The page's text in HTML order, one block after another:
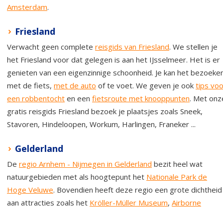
Amsterdam.
Friesland
Verwacht geen complete reisgids van Friesland. We stellen je
het Friesland voor dat gelegen is aan het IJsselmeer. Het is er
genieten van een eigenzinnige schoonheid. Je kan het
met de fiets, met de auto of te voet. We geven je ook tips
een robbentocht en een fietsroute met knooppunten. Met
gratis reisgids Friesland bezoek je plaatsjes zoals Sneek,
Stavoren, Hindeloopen, Workum, Harlingen, Franeker ...
Gelderland
De regio Arnhem - Nijmegen in Gelderland bezit heel wat
natuurgebieden met als hoogtepunt het Nationale Park de
Hoge Veluwe. Bovendien heeft deze regio een grote dichtheid
aan attracties zoals het Kröller-Müller Museum, Airborne